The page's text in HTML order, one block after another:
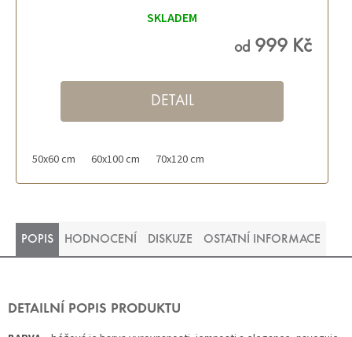
SKLADEM
od 999 Kč
DETAIL
50x60 cm 60x100 cm 70x120 cm
POPIS HODNOCENÍ DISKUZE OSTATNÍ INFORMACE
DETAILNÍ POPIS PRODUKTU